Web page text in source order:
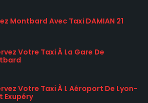
Montbard Avec Taxi DAMIAN 21
Votre Taxi À La Gare De
Votre Taxi À L Aéroport De Lyon-
Exupéry